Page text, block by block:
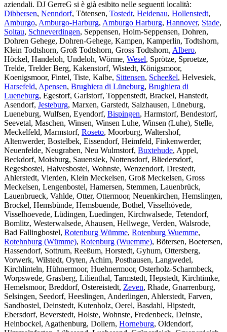
aziendali. DJ GerreG si è già esibito nelle seguenti località:
Dibbersen, Nenndorf, Tötensen, Tostedt, Heidenau, Hollenstedt,
Amburgo, Amburgo-Harburg, Amburgo Harburg, Hannover, Stade,
Soltau, Schneverdingen, Seppensen, Holm-Seppensen, Dohren,
Dohren Gehege, Dohren-Gehege, Kampen, Kamperlin, Todtshorn,
Klein Todtshorn, Groß Todtshorn, Gross Todtshorn, Albero,
Höckel, Handeloh, Undeloh, Wörme, Wesel, Sprötze, Sproetze,
Trelde, Trelder Berg, Kakenstorf, Wistedt, Königsmoor,
Koenigsmoor, Fintel, Tiste, Kalbe, Sittensen, Scheeßel, Helvesiek,
Harsefeld, Apensen, Brughiera di Lüneburg, Brughiera di
Lueneburg, Egestorf, Garlstorf, Toppenstedt, Brackel, Hanstedt,
Asendorf, Jesteburg, Marxen, Garstedt, Salzhausen, Lüneburg,
Lueneburg, Wulfsen, Eyendorf, Bispingen, Harmstorf, Bendestorf,
Seevetal, Maschen, Winsen, Winsen Luhe, Winsen (Luhe), Stelle,
Meckelfeld, Marmstorf, Roseto, Moorburg, Waltershof,
Altenwerder, Bostelbek, Eissendorf, Heimfeld, Finkenwerder,
Neuenfelde, Neugraben, Neu Wulmstorf, Buxtehude, Appel,
Beckdorf, Moisburg, Sauensiek, Nottensdorf, Bliedersdorf,
Regesbostel, Halvesbostel, Wohnste, Wenzendorf, Drestedt,
Ahlerstedt, Vierden, Klein Meckelsen, Groß Meckelsen, Gross
Meckelsen, Lengenbostel, Hamersen, Stemmen, Lauenbrück,
Lauenbrueck, Vahlde, Otter, Ottermoor, Neuenkirchen, Hemslingen,
Brockel, Hemsbünde, Hemsbuende, Bothel, Visselhövede,
Visselhoevede, Lüdingen, Luedingen, Kirchwalsede, Tetendorf,
Bomlitz, Westerwalsede, Ahausen, Hellwege, Verden, Walsrode,
Bad Fallingbostel, Rotenburg Wümme, Rotenburg Wuemme,
Rotehnburg (Wümme), Rotenburg (Wuemme), Bötersen, Boetersen,
Hassendorf, Sottrum, Reeßum, Horstedt, Gyhum, Ottersberg,
Vorwerk, Wilstedt, Oyten, Achim, Posthausen, Langwedel,
Kirchlinteln, Hühnermoor, Huehnermoor, Osterholz-Scharmbeck,
Worpswede, Grasberg, Lilienthal, Tarmstedt, Hepstedt, Kirchtimke,
Hemelsmoor, Breddorf, Ostereistedt, Zeven, Rhade, Gnarrenburg,
Selsingen, Seedorf, Heeslingen, Anderlingen, Ahlerstedt, Farven,
Sandbostel, Deinstedt, Kutenholz, Oerel, Basdahl, Hipstedt,
Ebersdorf, Beverstedt, Holste, Wohnste, Fredenbeck, Deinste,
Heinbockel, Agathenburg, Dollern, Horneburg, Oldendorf,